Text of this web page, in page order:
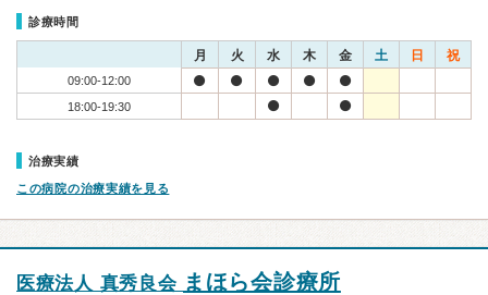
診療時間
月 火 水 木 金 土 日 祝
09:00-12:00
18:00-19:30
治療実績
この病院の治療実績を見る
医療法人 真秀良会 まほら会診療所